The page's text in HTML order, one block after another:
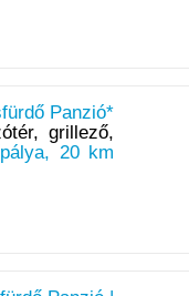
Panzió*
grillező,
20 km